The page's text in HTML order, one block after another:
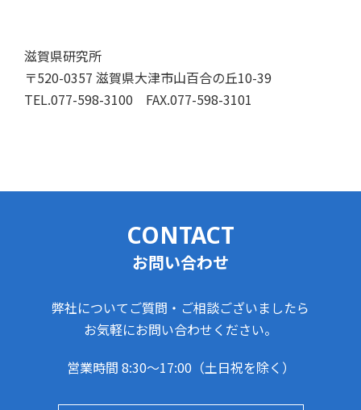
滋賀県研究所
〒520-0357 滋賀県大津市山百合の丘10-39
TEL.077-598-3100 FAX.077-598-3101
CONTACT
お問い合わせ
弊社についてご質問・ご相談ございましたら
お気軽にお問い合わせください。
営業時間 8:30～17:00（土日祝を除く）